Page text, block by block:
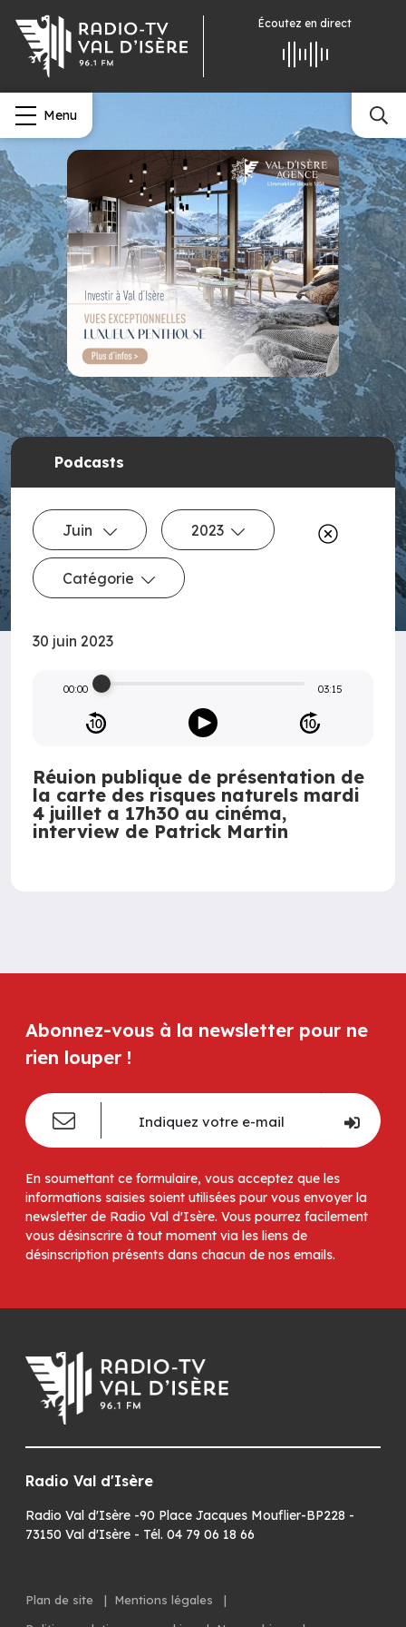
Écoutez en direct
Menu
Podcasts
Juin 2023
Catégorie
30 juin 2023
00:00 03:15
Réuion publique de présentation de
la carte des risques naturels mardi
4 juillet a 17h30 au cinéma,
interview de Patrick Martin
Abonnez-vous à la newsletter pour ne
rien louper !
En soumettant ce formulaire, vous acceptez que les
informations saisies soient utilisées pour vous envoyer la
newsletter de Radio Val d'Isère. Vous pourrez facilement
vous désinscrire à tout moment via les liens de
désinscription présents dans chacun de nos emails.
Radio Val d'Isère
Radio Val d'Isère -90 Place Jacques Mouflier-BP228 -
73150 Val d'Isère - Tél. 04 79 06 18 66
Plan de site | Mentions légales
|